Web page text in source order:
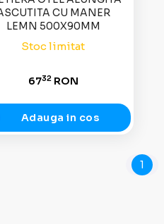
CU MANER
LEMN 500X90MM
Stoc limitat
6732RON
Adauga in cos
1